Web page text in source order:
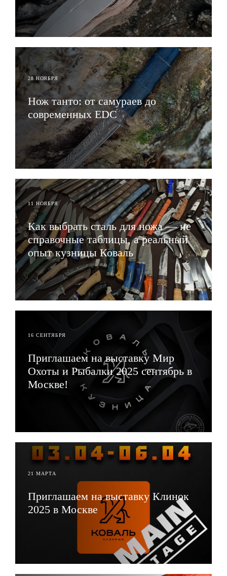
ЧИТАТЬ
28 НОЯБРЯ
Нож танто: от самураев до
современных EDC
ЧИТАТЬ
11 НОЯБРЯ
Как выбрать сталь для ножа — не
справочные таблицы, а реальный
опыт кузницы Коваль
ЧИТАТЬ
16 СЕНТЯБРЯ
Приглашаем на выставку Мир
Охоты и Рыбалки 2025 сентябрь в
Москве!
21 МАРТА
Приглашаем на выставку Клинок
2025 в Москве